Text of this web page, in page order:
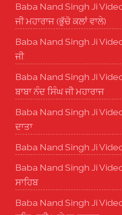
Baba Nand Singh Ji
ਜੀ ਮਹਾਰਾਜ (ਭੁੱਚੋ ਕਲਾਂ ਵਾਲੇ)
Baba Nand Singh Ji
ਜੀ
Baba Nand Singh Ji
ਬਾਬਾ ਨੰਦ ਸਿੰਘ ਜੀ ਮਹਾਰਾਜ
Baba Nand Singh Ji
ਦਾਤਾ
Baba Nand Singh Ji
Baba Nand Singh Ji
ਸਾਹਿਬ
Baba Nand Singh Ji